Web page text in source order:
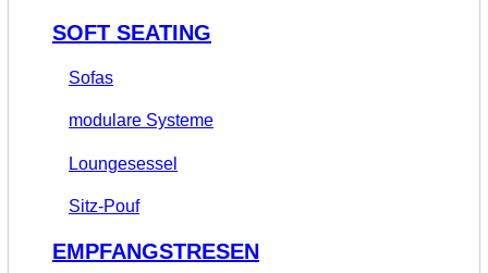
SOFT SEATING
Sofas
modulare Systeme
Loungesessel
Sitz-Pouf
EMPFANGSTRESEN